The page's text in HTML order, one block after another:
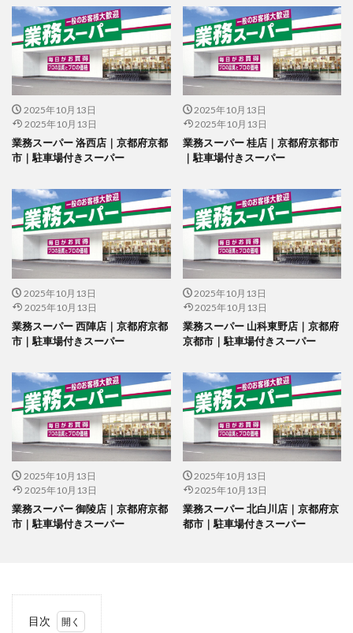
2025年10月13日
2025年10月13日
業務スーパー 洛西店｜京都府京都
市｜駐車場付きスーパー
2025年10月13日
2025年10月13日
業務スーパー 桂店｜京都府京都市
｜駐車場付きスーパー
2025年10月13日
2025年10月13日
業務スーパー 西陣店｜京都府京都
市｜駐車場付きスーパー
2025年10月13日
2025年10月13日
業務スーパー 山科東野店｜京都府
京都市｜駐車場付きスーパー
2025年10月13日
2025年10月13日
業務スーパー 御陵店｜京都府京都
市｜駐車場付きスーパー
2025年10月13日
2025年10月13日
業務スーパー 北白川店｜京都府京
都市｜駐車場付きスーパー
目次